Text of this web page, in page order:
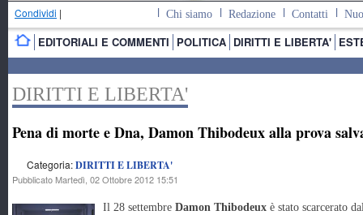
Condividi | Chi siamo Redazione Contatti
EDITORIALI E COMMENTI POLITICA DIRITTI E LIBERTA'
DIRITTI E LIBERTA'
Pena di morte e Dna, Damon Thibodeux alla prova
Categoria:DIRITTI E LIBERTA'
Pubblicato Martedì, 02 Ottobre 2012 15:51
Il 28 settembre Damon Thibodeux è stato scarcerato